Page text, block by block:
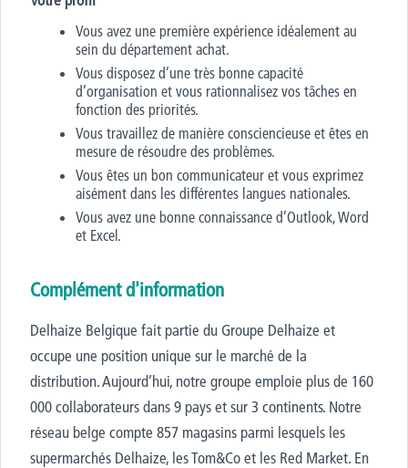
Vous avez une première expérience idéalement au
sein du département achat.
Vous disposez d’une très bonne capacité
d’organisation et vous rationnalisez vos tâches en
fonction des priorités.
Vous travaillez de manière consciencieuse et êtes en
mesure de résoudre des problèmes.
Vous êtes un bon communicateur et vous exprimez
aisément dans les différentes langues nationales.
Vous avez une bonne connaissance d’Outlook, Word
et Excel.
Complément d'information
Delhaize Belgique fait partie du Groupe Delhaize et
occupe une position unique sur le marché de la
distribution. Aujourd’hui, notre groupe emploie plus de 160
000 collaborateurs dans 9 pays et sur 3 continents. Notre
réseau belge compte 857 magasins parmi lesquels les
supermarchés Delhaize, les Tom&Co et les Red Market. En